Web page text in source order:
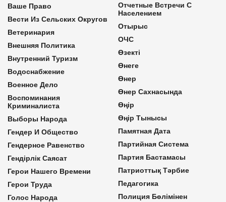
Ваше Право
Вести Из Сельских Округов
Ветеринария
Внешняя Политика
Внутренний Туризм
Водоснабжение
Военное Дело
Воспоминания
Криминалиста
Выборы Народа
Гендер И Общество
Гендерное Равенство
Гендірлік Саясат
Герои Нашего Времени
Герои Труда
Голос Народа
Отчетные Встречи С
Населением
Отырыс
ОЧС
Өзекті
Өнеге
Өнер
Өнер Сахнасында
Өңір
Өңір Тынысы
Памятная Дата
Партийная Система
Партия Бастамасы
Патриоттық Тәрбие
Педагогика
Полиция Бөлімінен